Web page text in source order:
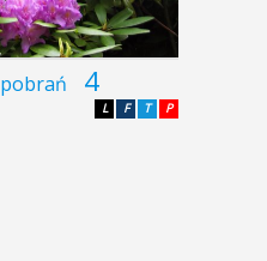
pobrań 4
P
T
F
L